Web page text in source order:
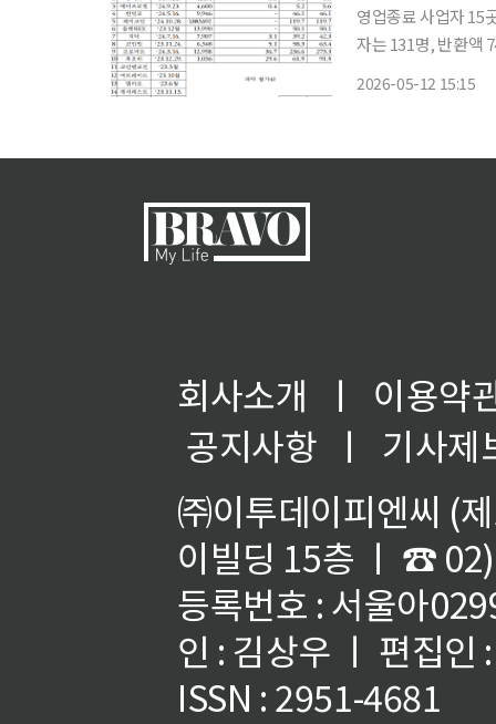
영업종료 사업자 15
자는 131명, 반환액
2026-05-12 15:15
회사소개 ㅣ
이용약
공지사항
ㅣ
기사제
㈜이투데이피엔씨 (
이빌딩 15층 ㅣ ☎
등록번호 : 서울아
인 : 김상우 ㅣ 편집인
ISSN : 2951-4681